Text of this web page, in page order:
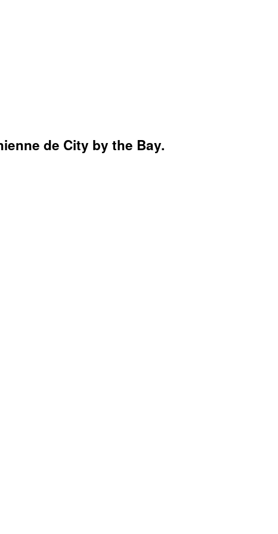
de City by the Bay.